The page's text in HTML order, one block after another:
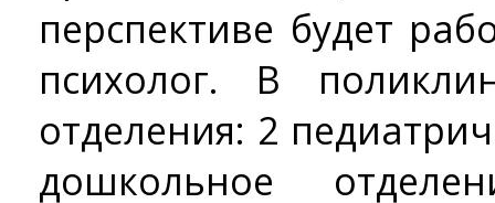
перспективе будет
психолог. В
отделения: 2
дошкольное